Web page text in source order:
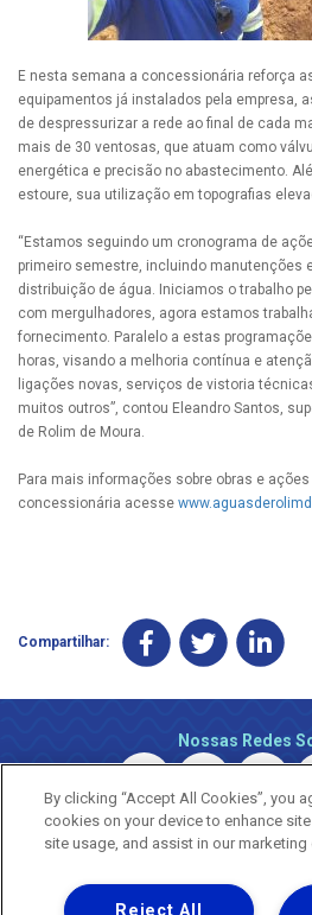
E nesta semana a concessionária reforça
equipamentos já instalados pela empresa,
de despressurizar a rede ao final de cada
mais de 30 ventosas, que atuam como
energética e precisão no abastecimento.
estoure, sua utilização em topografias
“Estamos seguindo um cronograma de
primeiro semestre, incluindo manutenções
distribuição de água. Iniciamos o trabalho
com mergulhadores, agora estamos
fornecimento. Paralelo a estas
horas, visando a melhoria contínua e
ligações novas, serviços de vistoria
muitos outros”, contou Eleandro Santos,
de Rolim de Moura.
Para mais informações sobre obras e
concessionária acesse
Compartilhar:
Nossas Redes
By clicking “Accept All Cookies”, you
cookies on your device to enhance
site usage, and assist in our
Reject All